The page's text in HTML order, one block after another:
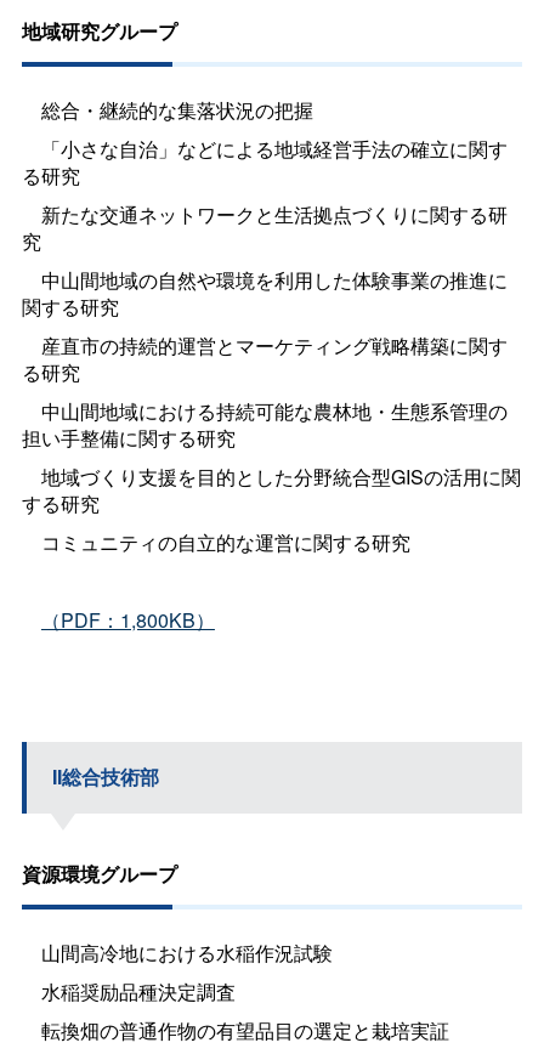
地域研究グループ
総合・継続的な集落状況の把握
「小さな自治」などによる地域経営手法の確立に関す
る研究
新たな交通ネットワークと生活拠点づくりに関する研
究
中山間地域の自然や環境を利用した体験事業の推進に
関する研究
産直市の持続的運営とマーケティング戦略構築に関す
る研究
中山間地域における持続可能な農林地・生態系管理の
担い手整備に関する研究
地域づくり支援を目的とした分野統合型GISの活用に関
する研究
コミュニティの自立的な運営に関する研究
（PDF：1,800KB）
II総合技術部
資源環境グループ
山間高冷地における水稲作況試験
水稲奨励品種決定調査
転換畑の普通作物の有望品目の選定と栽培実証